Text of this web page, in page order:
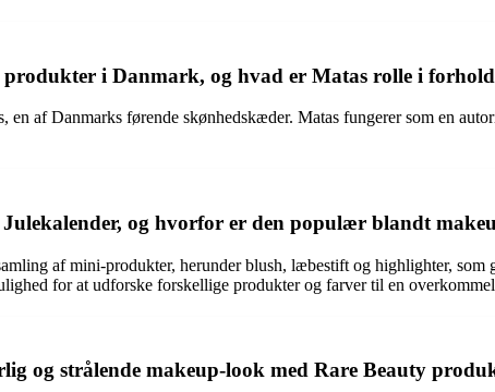
i Danmark, og hvad er Matas rolle i
en af Danmarks førende skønhedskæder. Matas fungerer som en
og hvorfor er den populær blandt
af mini-produkter, herunder blush, læbestift og highlighter,
for at udforske forskellige produkter og farver til en
og strålende makeup-look med Rare Beauty